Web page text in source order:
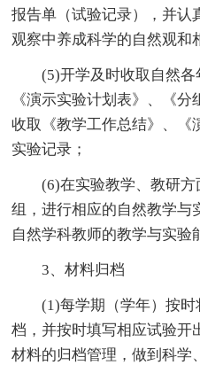
报告单（试验记录），并认
观察中养成科学的自然观和
(5)开学及时收取自然各
《演示实验计划表》、《
收取《教学工作总结》、《
实验记录；
(6)在实验教学、教研
组，进行相应的自然教学与
自然学科教师的教学与实验
3、材料归档
(1)每学期（学年）按
档，并按时填写相应试验开
材料的归档管理，做到科学